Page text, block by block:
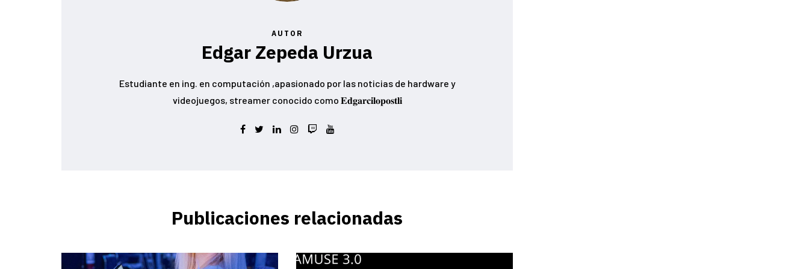
AUTOR
Edgar Zepeda Urzua
Estudiante en ing. en computación ,apasionado por las noticias de hardware y
videojuegos, streamer conocido como 𝐄𝐝𝐠𝐚𝐫𝐜𝐢𝐥𝐨𝐩𝐨𝐬𝐭𝐥𝐢
Publicaciones relacionadas